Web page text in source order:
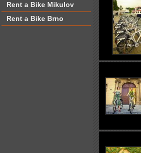
Rent a Bike Mikulov
Rent a Bike Brno